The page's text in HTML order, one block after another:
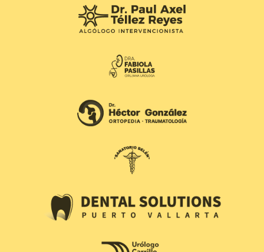
Logo Dr. Paul Axel
Logo Dra. Fabiola Pasillas
Logo Dr. Héctor González
Logo Sanatorio Belén
Logo Dental Solutions PV
Logo Urólogo Carrillo